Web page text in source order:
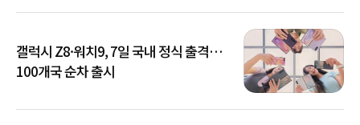
갤럭시 Z8·워치9, 7일 국내 정식 출격…
100개국 순차 출시